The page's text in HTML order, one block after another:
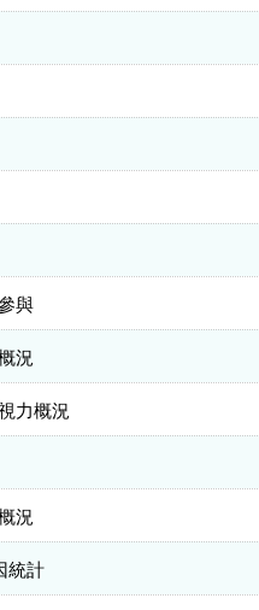
與
況
力概況
況
統計